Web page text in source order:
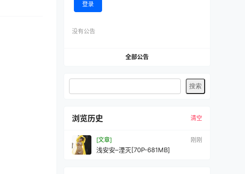
登录
没有公告
全部公告
浏览历史 清空
[文章] 刚刚
浅安安–湮灭[70P-681MB]